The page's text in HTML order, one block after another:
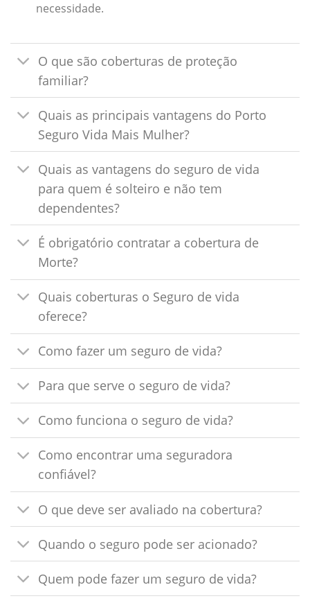
necessidade.
O que são coberturas de proteção
familiar?
Quais as principais vantagens do Porto
Seguro Vida Mais Mulher?
Quais as vantagens do seguro de vida
para quem é solteiro e não tem
dependentes?
É obrigatório contratar a cobertura de
Morte?
Quais coberturas o Seguro de vida
oferece?
Como fazer um seguro de vida?
Para que serve o seguro de vida?
Como funciona o seguro de vida?
Como encontrar uma seguradora
confiável?
O que deve ser avaliado na cobertura?
Quando o seguro pode ser acionado?
Quem pode fazer um seguro de vida?